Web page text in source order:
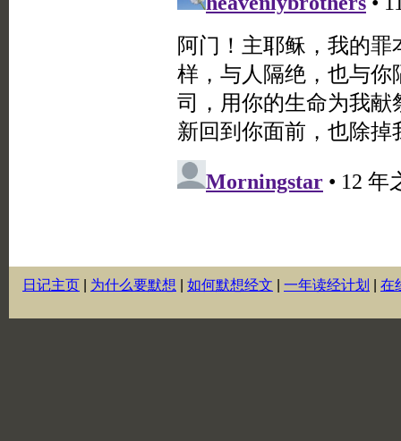
日记主页 为什么要默想 如何默想经文 一年读经计划 在